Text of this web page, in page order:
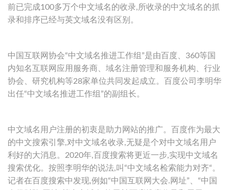
前已完成100多万个中文域名的收录,所收录的中文域名的抓
录和排序已经与英文域名没有区别。
中国互联网协会“中文域名推进工作组”是由百度、360等国
内知名互联网应用服务商、域名注册管理和服务机构、行业
协会、研究机构等28家单位共同发起成立。百度公司李明华
出任“中文域名推进工作组”的副组长。
中文域名用户注册的初衷是助力网站的推广。百度作为最大
的中文搜索引擎,对中文域名收录,无疑是个对中文域名用户
利好的大消息。2020年,百度搜索将更近一步,实现中文域名
搜索优化。按照李明华的说法,叫“中文域名检索能力对齐“。
记者在百度搜索中发现,例如“中国互联网大会.网址”、“中国